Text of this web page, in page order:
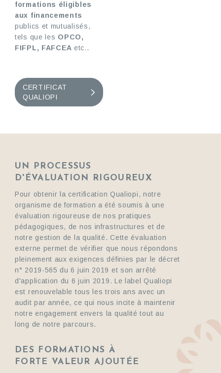
formations éligibles
aux financements
publics et mutualisés,
tels que les OPCO,
FIFPL, FAFCEA etc..
CERTIFICAT
QUALIOPI
UN PROCESSUS
D'ÉVALUATION RIGOUREUX
Pour obtenir la certification Qualiopi, notre
organisme de formation a été soumis à une
évaluation rigoureuse de nos pratiques
pédagogiques, de nos infrastructures et de
notre gestion de la qualité. Cette évaluation
externe permet de vérifier que nous répondons
pleinement aux exigences définies par le décret
n° 2019-565 du 6 juin 2019 et son arrêté
d'application du 6 juin 2019. Le label Qualiopi
est renouvelable tous les trois ans avec un
audit par année, ce qui nous incite à maintenir
notre engagement envers la qualité tout au
long de notre parcours.
DES FORMATIONS À
FORTE VALEUR AJOUTÉE